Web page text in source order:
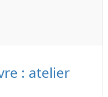
: atelier